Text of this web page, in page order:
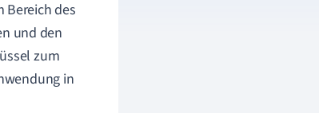
Bereich des
und den
zum
in